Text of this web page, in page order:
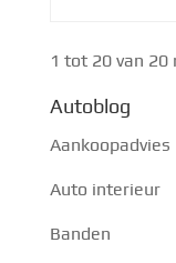
1 tot 20 van 20
Autoblog
Aankoopadvies
Auto interieur
Banden